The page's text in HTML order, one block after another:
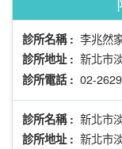
診所名稱 : 李兆然
診所地址 : 新北市
診所電話 : 02-
診所名稱 : 新北市
診所地址 : 新北市